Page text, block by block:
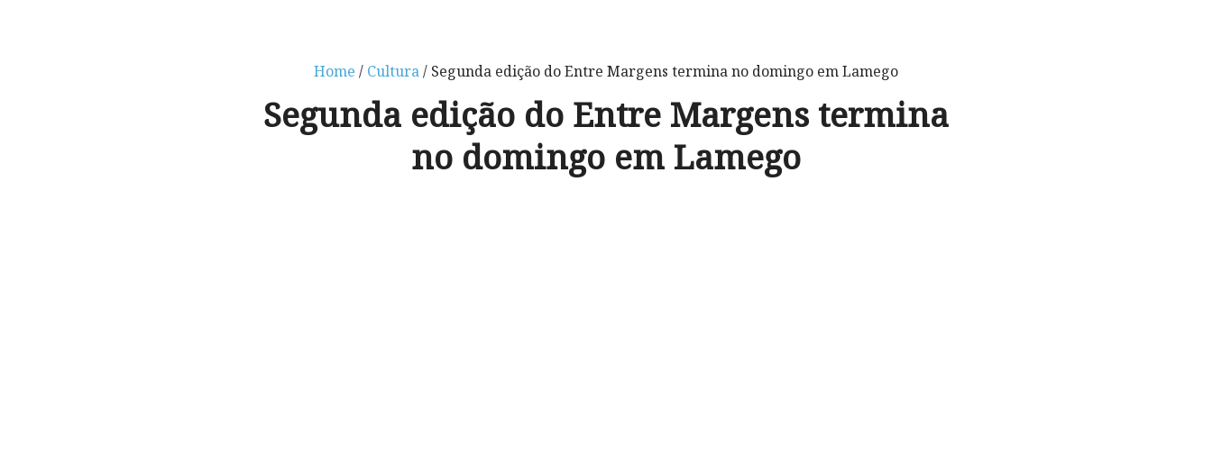
Home / Cultura/ Segunda edição do Entre Margens termina no domingo em Lamego
Segunda edição do Entre Margens termina
no domingo em Lamego